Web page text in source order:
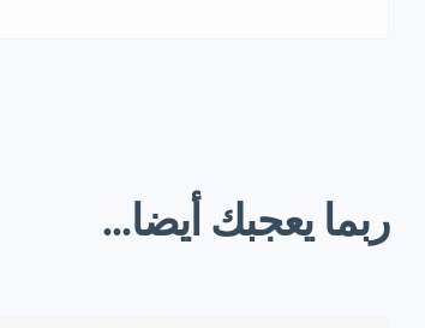
ربما يعجبك أيضا...